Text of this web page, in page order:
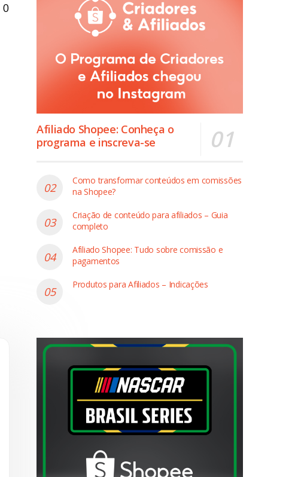
0
Afiliado Shopee: Conheça o
programa e inscreva-se
Como transformar conteúdos em comissões
na Shopee?
Criação de conteúdo para afiliados – Guia
completo
Afiliado Shopee: Tudo sobre comissão e
pagamentos
Produtos para Afiliados – Indicações